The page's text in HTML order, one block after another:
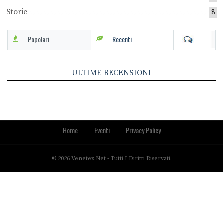
Storie 8
Popolari Recenti
ULTIME RECENSIONI
Home Eventi Privacy Policy
© 2026 Venetex.net - Tutti I Diritti Riservati.